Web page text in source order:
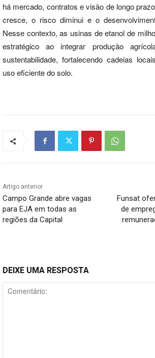
há mercado, contratos e visão de longo
cresce, o risco diminui e o
Nesse contexto, as usinas de etanol de
estratégico ao integrar produção
sustentabilidade, fortalecendo cadeias
uso eficiente do solo.
Artigo anterior
Campo Grande abre vagas
para EJA em todas as
regiões da Capital
Funsat
de
DEIXE UMA RESPOSTA